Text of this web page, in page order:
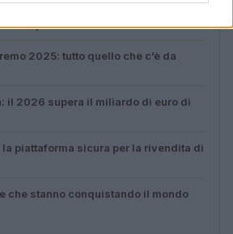
e pressioni internazionali
2025: tutto quello che c’è da
il 2026 supera il miliardo di euro di
la piattaforma sicura per la rivendita di
che stanno conquistando il mondo